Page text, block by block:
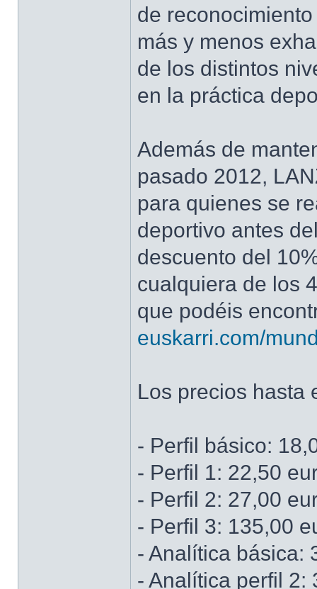
de
más y menos
de los distintos
en la práctica
Además de
pasado 2012,
para quienes se
deportivo antes
descuento del
cualquiera de los
que podéis
euskarri.com/
Los precios hasta
- Perfil básico:
- Perfil 1: 22,50
- Perfil 2: 27,00
- Perfil 3: 135,00
- Analítica básica:
- Analítica perfil 2: